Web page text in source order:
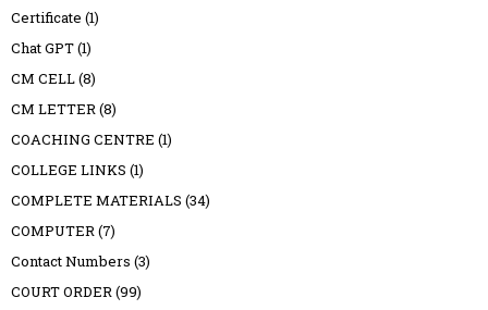
Certificate (1)
Chat GPT(1)
CM CELL(8)
CM LETTER(8)
COACHING CENTRE (1)
COLLEGE LINKS (1)
COMPLETE MATERIALS (34)
COMPUTER(7)
Contact Numbers (3)
COURT ORDER(99)